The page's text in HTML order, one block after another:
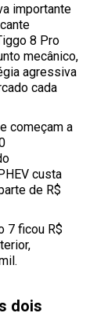
importante
8 Pro
mecânico,
agressiva
cada
começam a
custa
de R$
7 ficou R$
dois